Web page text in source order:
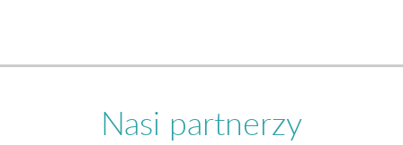
Nasi partnerzy